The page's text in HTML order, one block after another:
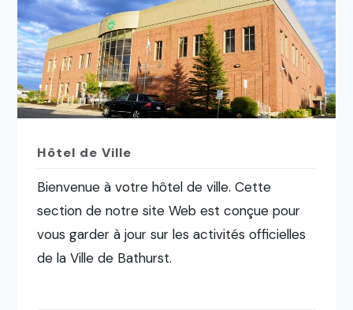
Hôtel de Ville
Bienvenue à votre hôtel de ville. Cette
section de notre site Web est conçue pour
vous garder à jour sur les activités officielles
de la Ville de Bathurst.